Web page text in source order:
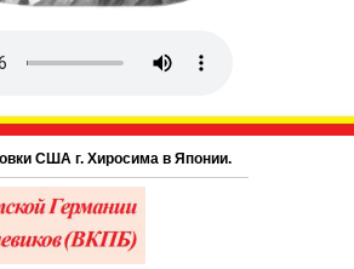
г. Хиросима в Японии.